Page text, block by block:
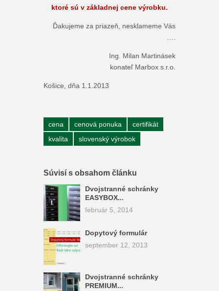
ktoré sú v základnej cene výrobku.
Ďakujeme za priazeň, nesklameme Vás
Ing. Milan Martinásek
konateľ Marbox s.r.o.
Košice, dňa 1.1.2013
cena cenová ponuka
certifikát
kvalita
slovenský výrobok
Súvisí s obsahom článku
Dvojstranné schránky
EASYBOX...
február 5, 2014
Dopytový formulár
september 12, 2013
Dvojstranné schránky
PREMIUM...